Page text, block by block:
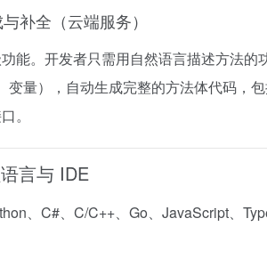
补全（云端服务）
能。开发者只需用自然语言描述方法
变量），自动生成完整的方法体代码，
。
言与 IDE
、C#、C/C++、Go、JavaScript、